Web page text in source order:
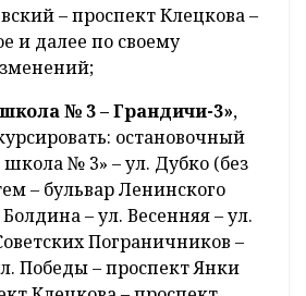
– проспект Клецкова –
и далее по своему
№ 3 – Грандичи-3»,
остановочный
№ 3» – ул. Дубко (без
– бульвар Ленинского
– ул. Весенняя – ул.
Пограничников –
Победы – проспект Янки